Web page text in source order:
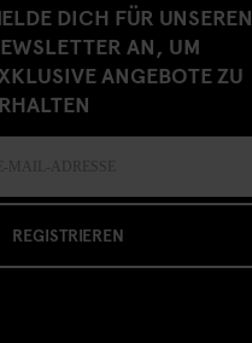
DICH FÜR UNSEREN
AN, UM
ANGEBOTE ZU
REGISTRIEREN